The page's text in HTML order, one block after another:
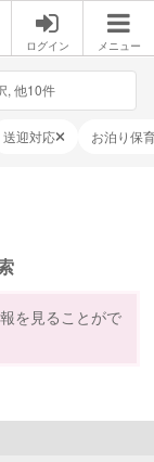
ログイン メニュー
, 他10件
送迎対応 お泊り保
を見ることがで